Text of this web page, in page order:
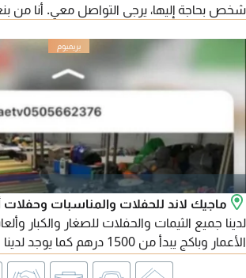
شخص بحاجة إليها، يرجى التواصل معي. أنا من
ماجيك لاند للحفلات والمناسبات وحفلات
لدينا جميع الثيمات والحفلات للصغار والكبار
الأعمار وباكج يبدأ من 1500 درهم
النطاطية، والملعب الصابوني والفشار وشعر